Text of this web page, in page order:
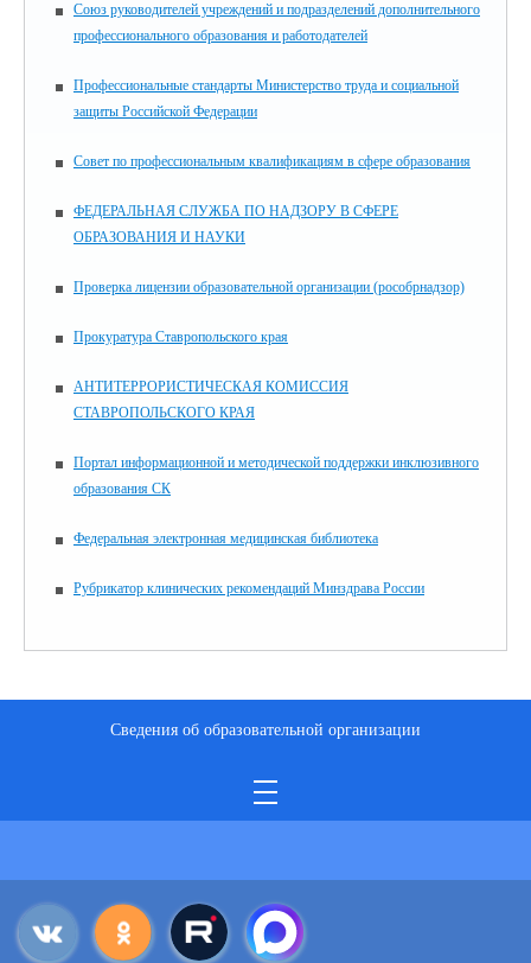
Союз руководителей учреждений и подразделений дополнительного
профессионального образования и работодателей
Профессиональные стандарты Министерство труда и социальной
защиты Российской Федерации
Совет по профессиональным квалификациям в сфере образования
ФЕДЕРАЛЬНАЯ СЛУЖБА ПО НАДЗОРУ В СФЕРЕ
ОБРАЗОВАНИЯ И НАУКИ
Проверка лицензии образовательной организации (рособрнадзор)
Прокуратура Ставропольского края
АНТИТЕРРОРИСТИЧЕСКАЯ КОМИССИЯ
СТАВРОПОЛЬСКОГО КРАЯ
Портал информационной и методической поддержки инклюзивного
образования СК
Федеральная электронная медицинская библиотека
Рубрикатор клинических рекомендаций Минздрава России
Сведения об образовательной организации